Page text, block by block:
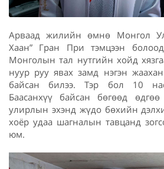
Арваад жилийн өмнө Монгол
Хаан” Гран При тэмцээн
Монголын тал нутгийн хойд
нуур руу явах замд нэгэн
байсан билээ. Тэр бол 10
Баасанхүү байсан бөгөөд
улирлын эхэнд жүдо бөхийн
хоёр удаа шагналын тавцанд
юм.